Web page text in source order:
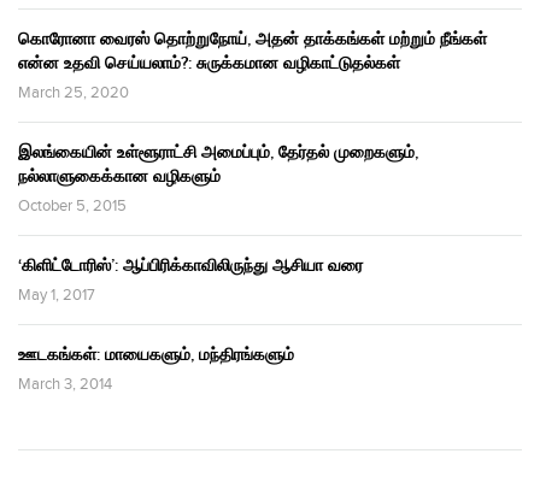
கொரோனா வைரஸ் தொற்றுநோய், அதன் தாக்கங்கள் மற்றும் நீங்கள்
என்ன உதவி செய்யலாம்?: சுருக்கமான வழிகாட்டுதல்கள்
March 25, 2020
இலங்கையின் உள்ளூராட்சி அமைப்பும், தேர்தல் முறைகளும்,
நல்லாளுகைக்கான வழிகளும்
October 5, 2015
‘கிளிட்டோரிஸ்’: ஆப்பிரிக்காவிலிருந்து ஆசியா வரை
May 1, 2017
ஊடகங்கள்: மாயைகளும், மந்திரங்களும்
March 3, 2014